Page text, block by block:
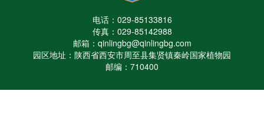
电话：029-85133816
传真：029-85142988
邮箱：qinlingbg@qinlingbg.com
园区地址：陕西省西安市周至县集贤镇秦岭国家植物园
邮编：710400